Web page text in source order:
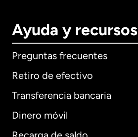
Ayuda y recursos
Preguntas frecuentes
Retiro de efectivo
Transferencia bancaria
Dinero móvil